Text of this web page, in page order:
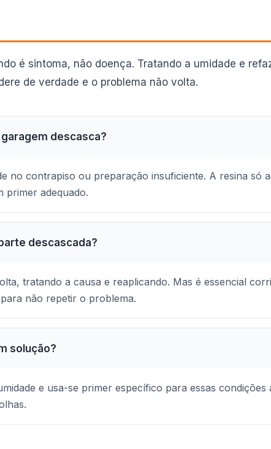
é sintoma, não doença. Tratando a umidade e
de verdade e o problema não volta.
descasca?
no contrapiso ou preparação insuficiente. A resina só
primer adequado.
descascada?
tratando a causa e reaplicando. Mas é essencial
não repetir o problema.
solução?
e usa-se primer específico para essas condições